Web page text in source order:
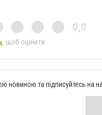
0,0
, щоб оцінити
новиною та підписуйтесь на